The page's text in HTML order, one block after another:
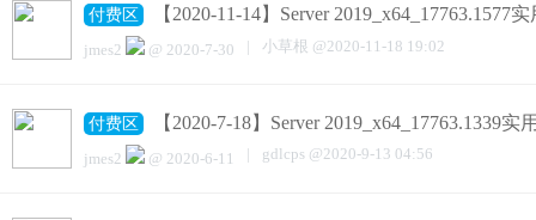
付费区 【2020-11-14】Server 2019_x64_17763.1577
jmes2 @ 2020-7-30 | 小草根 @2020-11-18 19:02
付费区 【2020-7-18】Server 2019_x64_17763.1339实
jmes2 @ 2020-6-11 | gdlcps @2020-9-13 04:56